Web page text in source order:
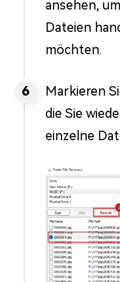
ansehen,
Dateien
möchten.
Markieren
die Sie
einzelne